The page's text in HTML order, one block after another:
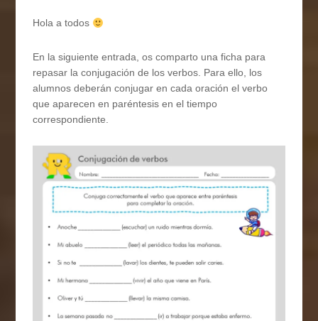
Hola a todos
En la siguiente entrada, os comparto una ficha para
repasar la conjugación de los verbos. Para ello, los
alumnos deberán conjugar en cada oración el verbo
que aparecen en paréntesis en el tiempo
correspondiente.